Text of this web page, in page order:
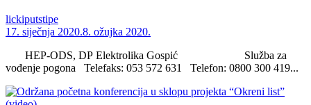
lickiputstipe
17. siječnja 2020.8. ožujka 2020.
HEP-ODS, DP Elektrolika Gospić Služba za
vođenje pogona Telefaks: 053 572 631 Telefon: 0800 300 419...